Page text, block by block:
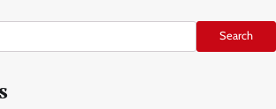
Search